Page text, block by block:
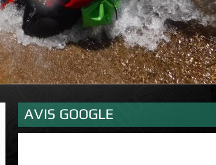
AVIS GOOGLE